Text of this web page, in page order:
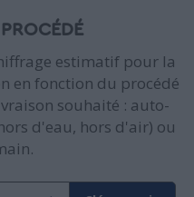
estimatif pour la
en fonction du procédé
souhaité : auto-
d'eau, hors d'air) ou